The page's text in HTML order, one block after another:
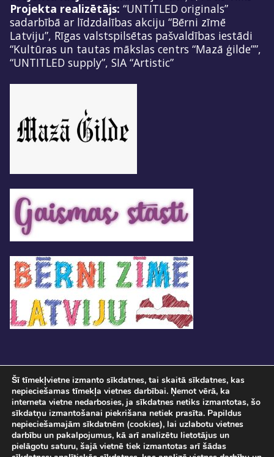
Projekta realizētājs: “UNTITLED originals”
sadarbībā ar līdzdalības akciju “Bērni zīmē
Latviju”, Rīgas valstspilsētas pašvaldības iestādi
“Kultūras un tautas mākslas centrs “Mazā ģilde””,
“UNTITLED supply”, SIA “Artistic”
Pasākuma norise tiks fotografēta un filmēta. Ar savu ierašanos pasākumā, Jūs
Šī tīmekļvietne izmanto sīkdatnes, tai skaitā sīkdatnes, kas
nepieciešamas tīmekļa vietnes darbībai. Ņemot vērā, ka
interneta vietne nedarbosies, ja sīkdatnes netiks izmantotas, šo
sīkdatņu izmantošanai piekrišana netiek prasīta. Papildus
nepieciešamajām sīkdatnēm (cookies), lai uzlabotu vietnes
darbību un pakalpojumus, kā arī analizētu lietotājus un
pielāgotu saturu, šajā vietnē tiek izmantotas arī šādas